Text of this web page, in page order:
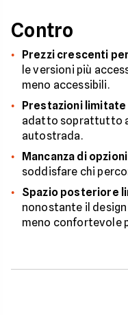
Contro
Prezzi crescenti
le versioni più
meno accessibili.
Prestazioni limitate
adatto soprattutto
autostrada.
Mancanza di
soddisfare chi
Spazio posteriore
nonostante il
meno confortevole